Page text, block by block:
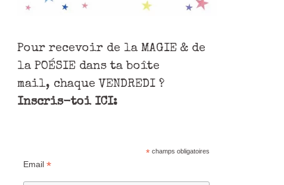
Pour recevoir de la MAGIE & de
la POÉSIE dans ta boîte
mail, chaque VENDREDI ?
Inscris-toi ICI:
*champs obligatoires
Email*